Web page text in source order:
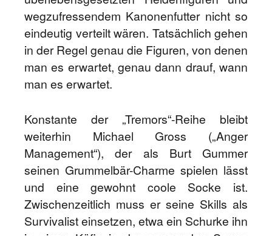
wegzufressendem Kanonenfutter nicht so
eindeutig verteilt wären. Tatsächlich gehen
in der Regel genau die Figuren, von denen
man es erwartet, genau dann drauf, wann
man es erwartet.
Konstante der „Tremors“-Reihe bleibt
weiterhin Michael Gross („Anger
Management“), der als Burt Gummer
seinen Grummelbär-Charme spielen lässt
und eine gewohnt coole Socke ist.
Zwischenzeitlich muss er seine Skills als
Survivalist einsetzen, etwa ein Schurke ihn